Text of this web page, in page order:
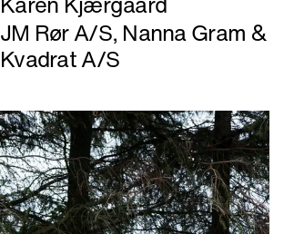
JM Rør A/S, Nanna Gram &
Kvadrat A/S